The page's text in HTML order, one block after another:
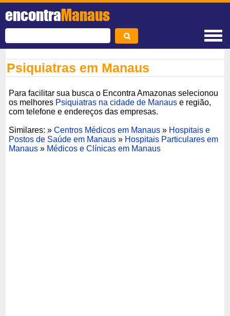
encontraManaus
Psiquiatras em Manaus
Para facilitar sua busca o Encontra Amazonas selecionou
os melhores Psiquiatras na cidade de Manaus e região,
com telefone e endereços das empresas.
Similares: »Centros Médicos em Manaus » Hospitais e
Postos de Saúde em Manaus » Hospitais Particulares em
Manaus » Médicos e Clínicas em Manaus